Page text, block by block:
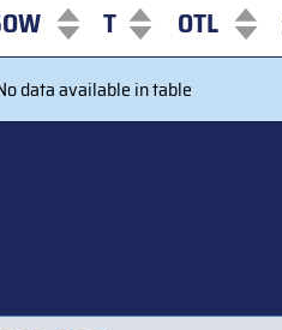
T OTL
T OTL
data available in table